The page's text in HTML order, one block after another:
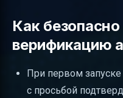
Как
верификацию
При первом
с просьбой